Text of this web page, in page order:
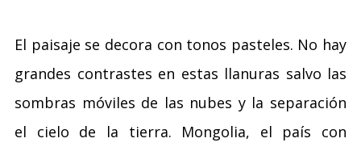
El paisaje se decora con tonos pasteles. No hay
grandes contrastes en estas llanuras salvo las
sombras móviles de las nubes y la separación
el cielo de la tierra. Mongolia, el país con